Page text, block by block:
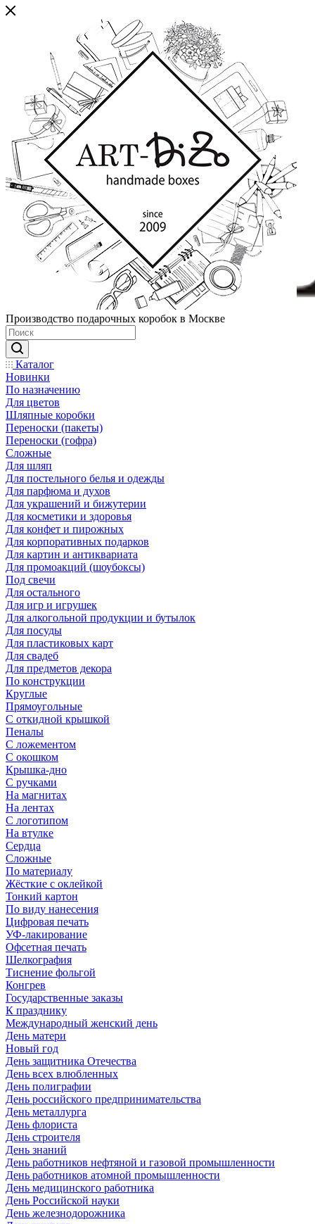
Производство подарочных коробок в Москве
Каталог
Новинки
По назначению
Для цветов
Шляпные коробки
Переноски (пакеты)
Переноски (гофра)
Сложные
Для шляп
Для постельного белья и одежды
Для парфюма и духов
Для украшений и бижутерии
Для косметики и здоровья
Для конфет и пирожных
Для корпоративных подарков
Для картин и антиквариата
Для промоакций (шоубоксы)
Под свечи
Для остального
Для игр и игрушек
Для алкогольной продукции и бутылок
Для посуды
Для пластиковых карт
Для свадеб
Для предметов декора
По конструкции
Круглые
Прямоугольные
С откидной крышкой
Пеналы
С ложементом
С окошком
Крышка-дно
С ручками
На магнитах
На лентах
С логотипом
На втулке
Сердца
Сложные
По материалу
Жёсткие с оклейкой
Тонкий картон
По виду нанесения
Цифровая печать
УФ-лакирование
Офсетная печать
Шелкография
Тиснение фольгой
Конгрев
Государственные заказы
К празднику
Международный женский день
День матери
Новый год
День защитника Отечества
День всех влюбленных
День полиграфии
День российского предпринимательства
День металлурга
День флориста
День строителя
День знаний
День работников нефтяной и газовой промышленности
День работников атомной промышленности
День медицинского работника
День Российской науки
День железнодорожника